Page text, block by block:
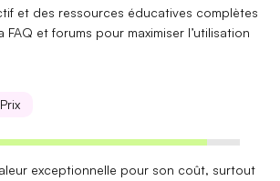
et des ressources éducatives complètes
et forums pour maximiser l’utilisation
exceptionnelle pour son coût, surtout